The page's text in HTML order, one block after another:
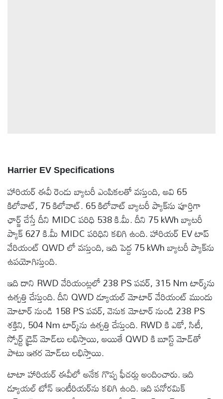
Harrier EV Specifications
హారియర్ ఈవీ రెండు బ్యాటరీ ఎంపికలతో వస్తుంది, అవి 65
కిలోవాట్, 75 కిలోవాట్. 65 కిలోవాట్ బ్యాటరీ ప్యాక్‌ను పూర్తిగా
ఛార్జ్ చేస్తే దీని MIDC పరిధి 538 కి.మీ. దీని 75 kWh బ్యాటరీ
ప్యాక్ 627 కి.మీ MIDC పరిధిని కలిగి ఉంది. హారియర్ EV టాప్
వేరియంట్ QWD లో వస్తుంది, ఇది పెద్ద 75 kWh బ్యాటరీ ప్యాక్‌ను
ఉపయోగిస్తుంది.
ఇది దాని RWD వేరియంట్లలో 238 PS పవర్, 315 Nm టార్క్‌ను
ఉత్పత్తి చేస్తుంది. దీని QWD డ్యూయల్ మోటార్ వేరియంట్ ముందు
మోటార్ నుండి 158 PS పవర్, వెనుక మోటార్ నుండి 238 PS
శక్తిని, 504 Nm టార్క్‌ను ఉత్పత్తి చేస్తుంది. RWD కి ఎకో, సిటీ,
స్పోర్ట్ డ్రైవ్ మోడ్‌లు లభిస్తాయి, అయితే QWD కి బూస్ట్ మోడ్‌తో
పాటు ఇతర మోడ్‌లు లభిస్తాయి.
టాటా హారియర్ ఈవీలో అనేక గొప్ప ఫీచర్లు అందించారు. ఇది
డ్యూయల్ టోన్ ఇంటీరియర్‌ను కలిగి ఉంది. ఇది పనోరమిక్